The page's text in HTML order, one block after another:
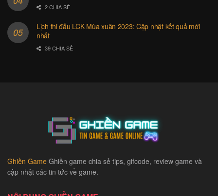
2 CHIA SẺ
Lịch thi đấu LCK Mùa xuân 2023: Cập nhật kết quả mới
nhất
39 CHIA SẺ
Ghiền Game Ghiền game chia sẻ tips, gifcode, review game và
cập nhật các tin tức về game.